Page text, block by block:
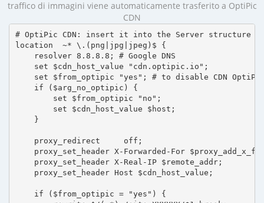
traffico di immagini viene automaticamente trasferito a OptiPic
CDN
# OptiPic CDN: insert it into the Server structure
location  ~* \.(png|jpg|jpeg)$ {
    resolver 8.8.8.8; # Google DNS
    set $cdn_host_value "cdn.optipic.io";
set $from_optipic "yes"; # to disable CDN
    if ($arg_no_optipic) {
        set $from_optipic "no";
        set $cdn_host_value $host;
    }
    proxy_redirect     off;
proxy_set_header X-Forwarded-For
    proxy_set_header X-Real-IP $remote_addr;
    proxy_set_header Host $cdn_host_value;
    if ($from_optipic = "yes") {